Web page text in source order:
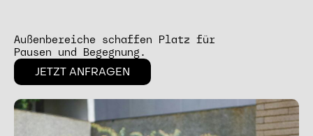
Außenbereiche schaffen Platz für
Pausen und Begegnung.
JETZT ANFRAGEN